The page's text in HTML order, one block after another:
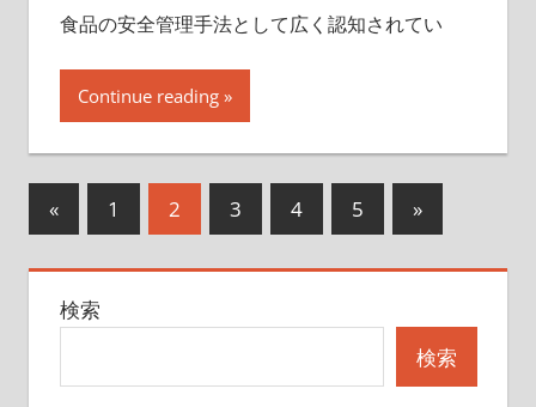
食品の安全管理手法として広く認知されてい
Continue reading
投
の
ー
«前
の
記
事
1 2 3 4 5
次
の
記
»
検索
検索